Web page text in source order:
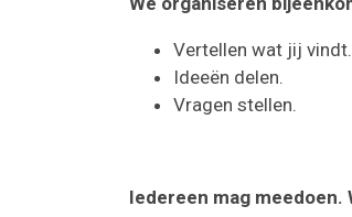
Vertellen wat jij vindt.
Ideeën delen.
Vragen stellen.
Iedereen mag meedoen.